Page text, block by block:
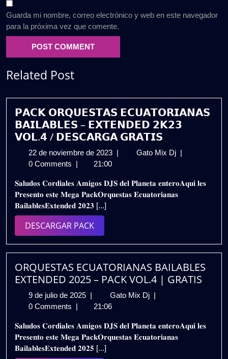
Guarda mi nombre, correo electrónico y web en este navegador
para la próxima vez que comente.
Related Post
𝗣𝗔𝗖𝗞 𝗢𝗥𝗤𝗨𝗘𝗦𝗧𝗔𝗦 𝗘𝗖𝗨𝗔𝗧𝗢𝗥𝗜𝗔𝗡𝗔𝗦
𝗕𝗔𝗜𝗟𝗔𝗕𝗟𝗘𝗦 – 𝗘𝗫𝗧𝗘𝗡𝗗𝗘𝗗 𝟮𝗞𝟮𝟯
𝗩𝗢𝗟.𝟰 / 𝗗𝗘𝗦𝗖𝗔𝗥𝗚𝗔 𝗚𝗥𝗔𝗧𝗜𝗦
22 de noviembre de 2023 22
de
2023
| Gato Mix Dj 𝗣𝗔𝗖𝗞
𝗕𝗔𝗜𝗟𝗔𝗕𝗟𝗘𝗦
–
𝗗𝗘𝗦𝗖𝗔𝗥𝗚𝗔
𝗚𝗥𝗔𝗧𝗜𝗦
|
0 Comments | 21:00
𝐒𝐚𝐥𝐮𝐝𝐨𝐬 𝐂𝐨𝐫𝐝𝐢𝐚𝐥𝐞𝐬 𝐀𝐦𝐢𝐠𝐨𝐬 𝐃𝐉𝐒 𝐝𝐞𝐥 𝐏𝐥𝐚𝐧𝐞𝐭𝐚 𝐞𝐧𝐭𝐞𝐫𝐨𝐀𝐪𝐮𝐢 𝐥𝐞𝐬
𝐏𝐫𝐞𝐬𝐞𝐧𝐭𝐨 𝐞𝐬𝐭𝐞 𝐌𝐞𝐠𝐚 𝐏𝐚𝐜𝐤𝐎𝐫𝐪𝐮𝐞𝐬𝐭𝐚𝐬 𝐄𝐜𝐮𝐚𝐭𝐨𝐫𝐢𝐚𝐧𝐚𝐬
𝐁𝐚𝐢𝐥𝐚𝐛𝐥𝐞𝐬𝐄𝐱𝐭𝐞𝐧𝐝𝐞𝐝 𝟐𝟎𝟐𝟑 [...]
DESCARGAR PACKDESCARGAR
PACK
ORQUESTAS ECUATORIANAS BAILABLES
EXTENDED 2025 – PACK VOL.4 | GRATIS
9 de julio de 2025 9
de
de
2025
| Gato Mix Dj ORQUESTAS
EXTENDED
2025
|
0 Comments | 21:06
𝐒𝐚𝐥𝐮𝐝𝐨𝐬 𝐂𝐨𝐫𝐝𝐢𝐚𝐥𝐞𝐬 𝐀𝐦𝐢𝐠𝐨𝐬 𝐃𝐉𝐒 𝐝𝐞𝐥 𝐏𝐥𝐚𝐧𝐞𝐭𝐚 𝐞𝐧𝐭𝐞𝐫𝐨𝐀𝐪𝐮𝐢 𝐥𝐞𝐬
𝐏𝐫𝐞𝐬𝐞𝐧𝐭𝐨 𝐞𝐬𝐭𝐞 𝐌𝐞𝐠𝐚 𝐏𝐚𝐜𝐤𝐎𝐫𝐪𝐮𝐞𝐬𝐭𝐚𝐬 𝐄𝐜𝐮𝐚𝐭𝐨𝐫𝐢𝐚𝐧𝐚𝐬
𝐁𝐚𝐢𝐥𝐚𝐛𝐥𝐞𝐬𝐄𝐱𝐭𝐞𝐧𝐝𝐞𝐝 𝟐𝟎𝟐𝟓 [...]